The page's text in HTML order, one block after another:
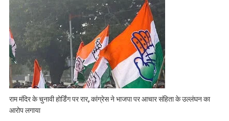
राम मंदिर के चुनावी होर्डिंग पर रार, कांग्रेस ने भाजपा पर आचार संहिता के उल्लंघन का
आरोप लगाया